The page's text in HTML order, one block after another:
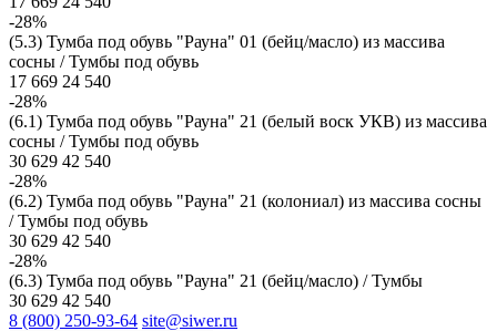
-28%
(5.3) Тумба под обувь "Рауна" 01 (бейц/масло) из массива
сосны / Тумбы под обувь
17 669 24 540
-28%
(6.1) Тумба под обувь "Рауна" 21 (белый воск УКВ) из массива
сосны / Тумбы под обувь
30 629 42 540
-28%
(6.2) Тумба под обувь "Рауна" 21 (колониал) из массива сосны
/ Тумбы под обувь
30 629 42 540
-28%
(6.3) Тумба под обувь "Рауна" 21 (бейц/масло) / Тумбы
30 629 42 540
8 (800) 250-93-64 site@siwer.ru